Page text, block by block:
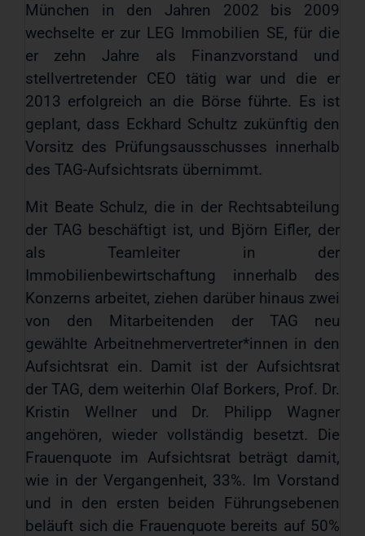
München in den Jahren 2002 bis 2009
wechselte er zur LEG Immobilien SE, für die
er zehn Jahre als Finanzvorstand und
stellvertretender CEO tätig war und die er
2013 erfolgreich an die Börse führte. Es ist
geplant, dass Eckhard Schultz zukünftig den
Vorsitz des Prüfungsausschusses innerhalb
des TAG-Aufsichtsrats übernimmt.
Mit Beate Schulz, die in der Rechtsabteilung
der TAG beschäftigt ist, und Björn Eifler, der
als Teamleiter in der
Immobilienbewirtschaftung innerhalb des
Konzerns arbeitet, ziehen darüber hinaus zwei
von den Mitarbeitenden der TAG neu
gewählte Arbeitnehmervertreter*innen in den
Aufsichtsrat ein. Damit ist der Aufsichtsrat
der TAG, dem weiterhin Olaf Borkers, Prof. Dr.
Kristin Wellner und Dr. Philipp Wagner
angehören, wieder vollständig besetzt. Die
Frauenquote im Aufsichtsrat beträgt damit,
wie in der Vergangenheit, 33%. Im Vorstand
und in den ersten beiden Führungsebenen
beläuft sich die Frauenquote bereits auf 50%